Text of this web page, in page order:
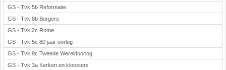
GS - Tvk 5b Reformatie
GS - Tvk 8b Burgers
GS - Tvk 2c Rome
GS - Tvk 5c 80 jaar oorlog
GS - Tvk 9c Tweede Wereldoorlog
GS - Tvk 3a Kerken en kloosters